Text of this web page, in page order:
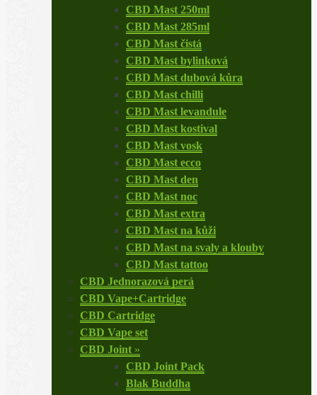
CBD Mast 250ml
CBD Mast 285ml
CBD Mast čistá
CBD Mast bylinková
CBD Mast dubová kůra
CBD Mast chilli
CBD Mast levandule
CBD Mast kostival
CBD Mast vosk
CBD Mast ecco
CBD Mast den
CBD Mast noc
CBD Mast extra
CBD Mast na kůži
CBD Mast na svaly a klouby
CBD Mast tattoo
CBD Jednorazová perá
CBD Vape+Cartridge
CBD Cartridge
CBD Vape set
CBD Joint »
CBD Joint Pack
Blak Buddha